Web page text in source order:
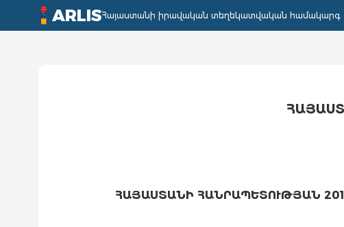
ARLISՀայաստանի իրավական տեղեկատվական համակարգ
ՀԱՅԱՍՏԱՆԻ ՀԱՆՐԱՊԵՏՈՒԹՅԱՆ